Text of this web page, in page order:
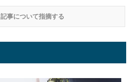
記事について指摘する